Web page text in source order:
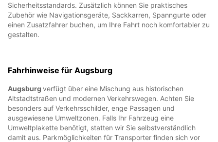
Sicherheitsstandards. Zusätzlich können Sie praktisches
Zubehör wie Navigationsgeräte, Sackkarren, Spanngurte oder
einen Zusatzfahrer buchen, um Ihre Fahrt noch komfortabler zu
gestalten.
Fahrhinweise für Augsburg
Augsburg verfügt über eine Mischung aus historischen
Altstadtstraßen und modernen Verkehrswegen. Achten Sie
besonders auf Verkehrsschilder, enge Passagen und
ausgewiesene Umweltzonen. Falls Ihr Fahrzeug eine
Umweltplakette benötigt, statten wir Sie selbstverständlich
damit aus. Parkmöglichkeiten für Transporter finden sich vor